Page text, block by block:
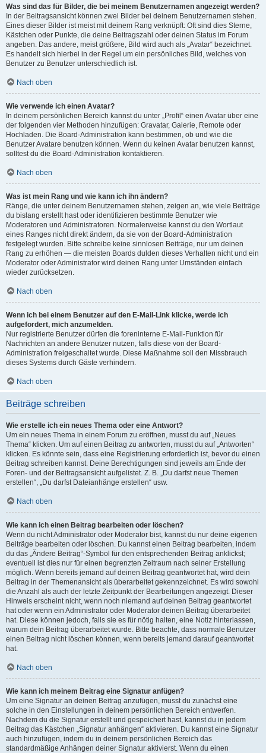
Was sind das für Bilder, die bei meinem Benutzernamen angezeigt werden?
In der Beitragsansicht können zwei Bilder bei deinem Benutzernamen stehen.
Eines dieser Bilder ist meist mit deinem Rang verknüpft: Oft sind dies Sterne,
Kästchen oder Punkte, die deine Beitragszahl oder deinen Status im Forum
angeben. Das andere, meist größere, Bild wird auch als „Avatar“ bezeichnet.
Es handelt sich hierbei in der Regel um ein persönliches Bild, welches von
Benutzer zu Benutzer unterschiedlich ist.
Nach oben
Wie verwende ich einen Avatar?
In deinem persönlichen Bereich kannst du unter „Profil“ einen Avatar über eine
der folgenden vier Methoden hinzufügen: Gravatar, Galerie, Remote oder
Hochladen. Die Board-Administration kann bestimmen, ob und wie die
Benutzer Avatare benutzen können. Wenn du keinen Avatar benutzen kannst,
solltest du die Board-Administration kontaktieren.
Nach oben
Was ist mein Rang und wie kann ich ihn ändern?
Ränge, die unter deinem Benutzernamen stehen, zeigen an, wie viele Beiträge
du bislang erstellt hast oder identifizieren bestimmte Benutzer wie
Moderatoren und Administratoren. Normalerweise kannst du den Wortlaut
eines Ranges nicht direkt ändern, da sie von der Board-Administration
festgelegt wurden. Bitte schreibe keine sinnlosen Beiträge, nur um deinen
Rang zu erhöhen — die meisten Boards dulden dieses Verhalten nicht und ein
Moderator oder Administrator wird deinen Rang unter Umständen einfach
wieder zurücksetzen.
Nach oben
Wenn ich bei einem Benutzer auf den E-Mail-Link klicke, werde ich
aufgefordert, mich anzumelden.
Nur registrierte Benutzer dürfen die foreninterne E-Mail-Funktion für
Nachrichten an andere Benutzer nutzen, falls diese von der Board-
Administration freigeschaltet wurde. Diese Maßnahme soll den Missbrauch
dieses Systems durch Gäste verhindern.
Nach oben
Beiträge schreiben
Wie erstelle ich ein neues Thema oder eine Antwort?
Um ein neues Thema in einem Forum zu eröffnen, musst du auf „Neues
Thema“ klicken. Um auf einen Beitrag zu antworten, musst du auf „Antworten“
klicken. Es könnte sein, dass eine Registrierung erforderlich ist, bevor du einen
Beitrag schreiben kannst. Deine Berechtigungen sind jeweils am Ende der
Foren- und der Beitragsansicht aufgelistet. Z. B. „Du darfst neue Themen
erstellen“, „Du darfst Dateianhänge erstellen“ usw.
Nach oben
Wie kann ich einen Beitrag bearbeiten oder löschen?
Wenn du nicht Administrator oder Moderator bist, kannst du nur deine eigenen
Beiträge bearbeiten oder löschen. Du kannst einen Beitrag bearbeiten, indem
du das „Ändere Beitrag“-Symbol für den entsprechenden Beitrag anklickst;
eventuell ist dies nur für einen begrenzten Zeitraum nach seiner Erstellung
möglich. Wenn bereits jemand auf deinen Beitrag geantwortet hat, wird dein
Beitrag in der Themenansicht als überarbeitet gekennzeichnet. Es wird sowohl
die Anzahl als auch der letzte Zeitpunkt der Bearbeitungen angezeigt. Dieser
Hinweis erscheint nicht, wenn noch niemand auf deinen Beitrag geantwortet
hat oder wenn ein Administrator oder Moderator deinen Beitrag überarbeitet
hat. Diese können jedoch, falls sie es für nötig halten, eine Notiz hinterlassen,
warum dein Beitrag überarbeitet wurde. Bitte beachte, dass normale Benutzer
einen Beitrag nicht löschen können, wenn bereits jemand darauf geantwortet
hat.
Nach oben
Wie kann ich meinem Beitrag eine Signatur anfügen?
Um eine Signatur an deinen Beitrag anzufügen, musst du zunächst eine
solche in den Einstellungen in deinem persönlichen Bereich entwerfen.
Nachdem du die Signatur erstellt und gespeichert hast, kannst du in jedem
Beitrag das Kästchen „Signatur anhängen“ aktivieren. Du kannst eine Signatur
auch hinzufügen, indem du in deinem persönlichen Bereich das
standardmäßige Anhängen deiner Signatur aktivierst. Wenn du einen